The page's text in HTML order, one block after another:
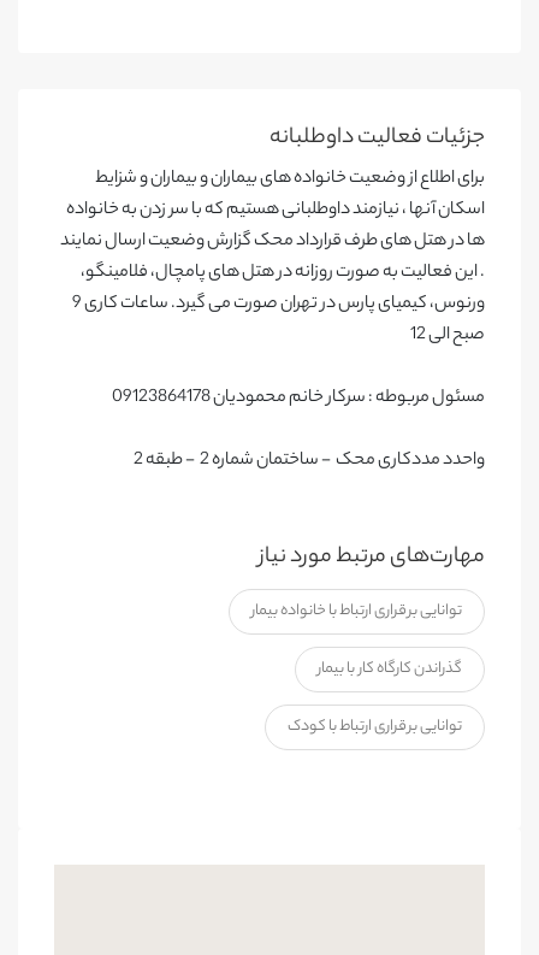
جزئیات فعالیت‌ داوطلبانه
برای اطلاع از وضعیت خانواده های بیماران و بیماران و شزایط
اسکان آنها ، نیازمند داوطلبانی هستیم که با سر زدن به خانواده
ها در هتل های طرف قرارداد محک گزارش وضعیت ارسال نمایند
. این فعالیت به صورت روزانه در هتل های پامچال، فلامینگو،
ورنوس، کیمیای پارس در تهران صورت می گیرد. ساعات کاری 9
صبح الی 12
مسئول مربوطه : سرکار خانم محمودیان 09123864178
واحدد مددکاری محک - ساختمان شماره 2 - طبقه 2
مهارت‌های مرتبط مورد نیاز
توانایی برقراری ارتباط با خانواده بیمار
گذراندن کارگاه کار با بیمار
توانایی برقراری ارتباط با کودک